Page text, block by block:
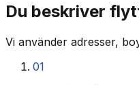
Du beskriver
Vi använder adresser,
01